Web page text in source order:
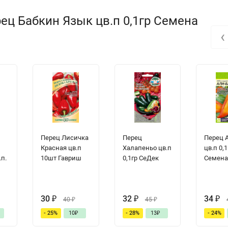
Бабкин Язык цв.п 0,1гр Семена
Перец Лисичка
Красная цв.п
10шт Гавриш
30 ₽ 40₽
- 25% 10₽
Перец
Халапеньо цв.п
0,1гр СеДек
32 ₽ 45₽
- 28% 13₽
Перец
цв.п
34₽
- 24%
‹